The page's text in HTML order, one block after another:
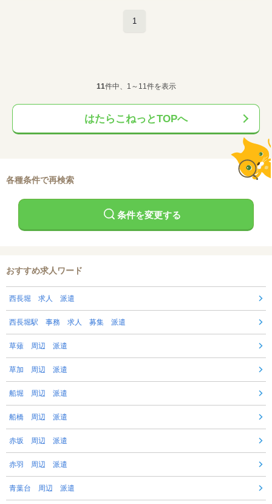
1
11件中、1～11件を表示
はたらこねっとTOPへ
各種条件で再検索
条件を変更する
おすすめ求人ワード
西長堀 求人 派遣
西長堀駅 事務 求人 募集 派遣
草薙 周辺 派遣
草加 周辺 派遣
船堀 周辺 派遣
船橋 周辺 派遣
赤坂 周辺 派遣
赤羽 周辺 派遣
青葉台 周辺 派遣